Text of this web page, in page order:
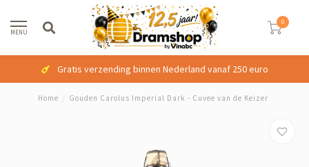
MENU
0
Gratis verzending binnen Nederland vanaf 250 euro
Home Gouden Carolus Imperial Dark - Cuvee van de Keizer